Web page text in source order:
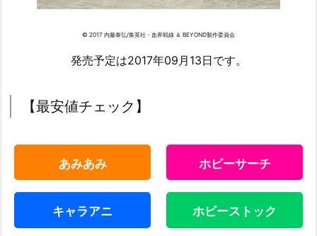
© 2017 内藤泰弘/集英社・血界戦線 ＆ BEYOND製作委員会
発売予定は2017年09月13日です。
【最安値チェック】
あみあみ ホビーサーチ
キャラアニ ホビーストック